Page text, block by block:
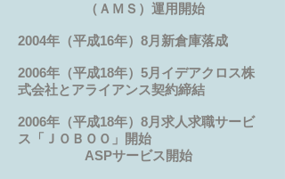
（ＡＭＳ）運用開始
2004年（平成16年）8月新倉庫落成
2006年（平成18年）5月イデアクロス株
式会社とアライアンス契約締結
2006年（平成18年）8月求人求職サービ
ス「ＪＯＢＯＯ」開始
ASPサービス開始